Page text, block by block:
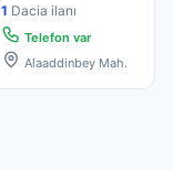
1 Dacia ilanı
Telefon var
Alaaddinbey Mah.